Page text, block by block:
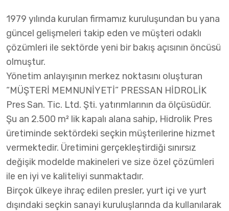
1979 yılında kurulan firmamız kuruluşundan bu yana
güncel gelişmeleri takip eden ve müşteri odaklı
çözümleri ile sektörde yeni bir bakış açısının öncüsü
olmuştur.
Yönetim anlayışının merkez noktasını oluşturan
“MÜŞTERİ MEMNUNİYETİ” PRESSAN HİDROLİK
Pres San. Tic. Ltd. Şti. yatırımlarının da ölçüsüdür.
Şu an 2.500 m² lik kapalı alana sahip, Hidrolik Pres
üretiminde sektördeki seçkin müşterilerine hizmet
vermektedir. Üretimini gerçekleştirdiği sınırsız
değişik modelde makineleri ve size özel çözümleri
ile en iyi ve kaliteliyi sunmaktadır.
Birçok ülkeye ihraç edilen presler, yurt içi ve yurt
dışındaki seçkin sanayi kuruluşlarında da kullanılarak